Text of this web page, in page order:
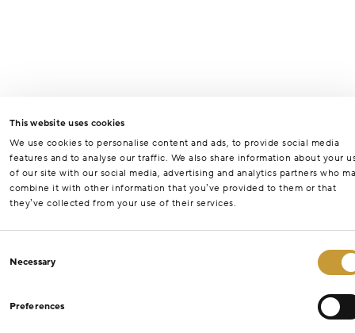
This website uses cookies
We use cookies to personalise content and ads, to provide social media
features and to analyse our traffic. We also share information about your
of our site with our social media, advertising and analytics partners who
combine it with other information that you’ve provided to them or that
they’ve collected from your use of their services.
Selection
Necessary
Preferences